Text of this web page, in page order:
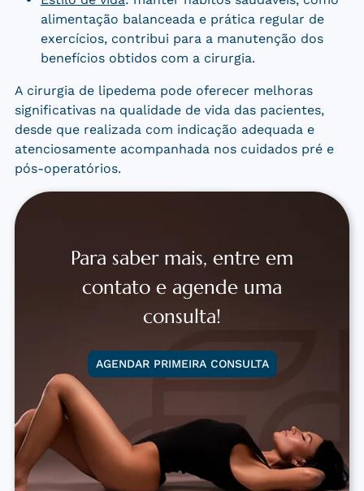
alimentação balanceada e prática regular de
exercícios, contribui para a manutenção dos
benefícios obtidos com a cirurgia.
A cirurgia de lipedema pode oferecer melhoras
significativas na qualidade de vida das pacientes,
desde que realizada com indicação adequada e
atenciosamente acompanhada nos cuidados pré e
pós-operatórios.
Para saber mais, entre em
contato e agende uma
consulta!
AGENDAR PRIMEIRA CONSULTA